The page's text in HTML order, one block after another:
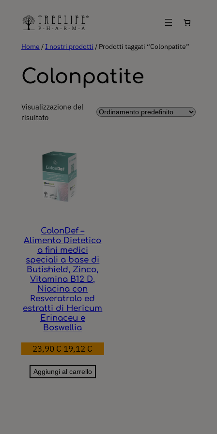
contenuto
Home / I nostri prodotti / Prodotti taggati “Colonpatite”
Colonpatite
Visualizzazione del
risultato
ColonDef –
Alimento Dietetico
a fini medici
speciali a base di
Butishield, Zinco,
Vitamina B12 D,
Niacina con
Resveratrolo ed
estratti di Hericum
Erinaceu e
Boswellia
23,90€ Il
originale
19,12 €
Aggiungi al carrello